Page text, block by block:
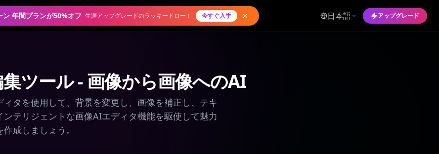
ン 年間プランが50%オフ-生涯アップグレードのラッキードロー！ 今すぐ入手 日本語 アップグレード
ツール - 画像から画像へのAI
ィタを使用して、背景を変更し、画像を補正し、テキ
ンテリジェントな画像AIエディタ機能を駆使して魅力
成しましょう。